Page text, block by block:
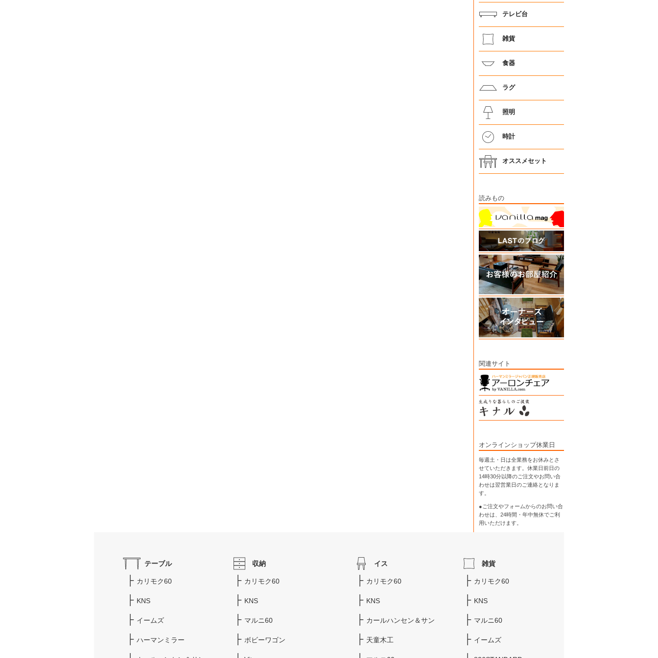
テレビ台
雑貨
食器
ラグ
照明
時計
オススメセット
読みもの
関連サイト
オンラインショップ休業日
毎週土・日は全業務をお休みとさ
せていただきます。休業日前日の
14時30分以降のご注文やお問い合
わせは翌営業日のご連絡となりま
す。
●ご注文やフォームからのお問い合
わせは、 24時間・年中無休でご利
用いただけます。
テーブル
カリモク60
KNS
イームズ
ハーマンミラー
収納
カリモク60
KNS
マルニ60
ボビーワゴン
イス
カリモク60
KNS
カールハンセン＆サン
天童木工
雑貨
カリモク60
KNS
マルニ60
イームズ